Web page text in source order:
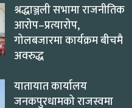
श्रद्धाञ्जली सभामा राजनीतिक
आरोप–प्रत्यारोप,
गोलबजारमा कार्यक्रम बीचमै
अवरुद्ध
यातायात कार्यालय
जनकपुरधामको राजस्वमा